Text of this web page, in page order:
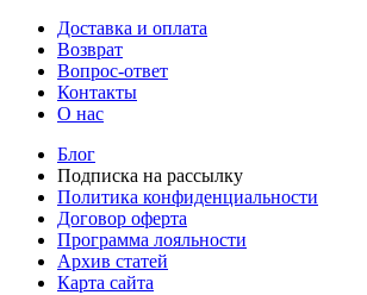
Доставка и оплата
Возврат
Вопрос-ответ
Контакты
О нас
Блог
Подписка на рассылку
Политика конфиденциальности
Договор оферта
Программа лояльности
Архив статей
Карта сайта